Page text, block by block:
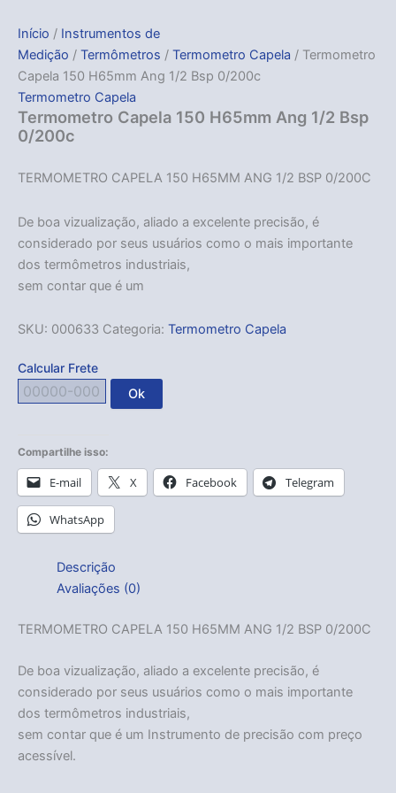
Início / Instrumentos de
Medição / Termômetros / Termometro Capela / Termometro
Capela 150 H65mm Ang 1/2 Bsp 0/200c
Termometro Capela
Termometro Capela 150 H65mm Ang 1/2 Bsp
0/200c
TERMOMETRO CAPELA 150 H65MM ANG 1/2 BSP 0/200C
De boa vizualização, aliado a excelente precisão, é
considerado por seus usuários como o mais importante
dos termômetros industriais,
sem contar que é um
SKU: 000633 Categoria: Termometro Capela
Calcular Frete
Ok
Compartilhe isso:
E-mail X Facebook Telegram
WhatsApp
Descrição
Avaliações (0)
TERMOMETRO CAPELA 150 H65MM ANG 1/2 BSP 0/200C
De boa vizualização, aliado a excelente precisão, é
considerado por seus usuários como o mais importante
dos termômetros industriais,
sem contar que é um Instrumento de precisão com preço
acessível.